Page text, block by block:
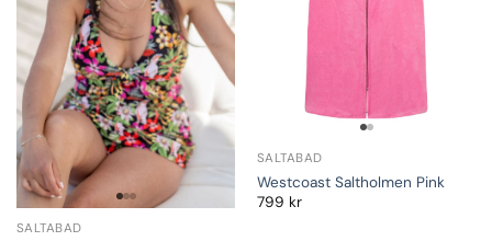
SALTABAD
SALTABAD
Westcoast Saltholmen Pink
799 kr